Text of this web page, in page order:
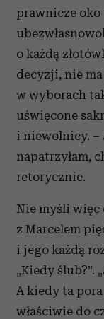
prawnicze
o każdą
decyzji, nie
w wyborach
uświęcone
i niewolnicy. –
napatrzyłam,
retorycznie.
Nie myśli więc
z Marcelem
i jego każdą
„Kiedy ślub?”.
A kiedy ta
właściwie do